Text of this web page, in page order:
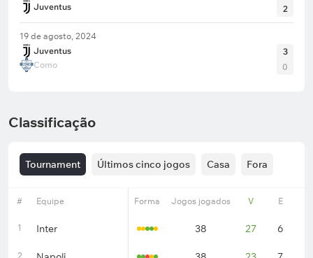
Meu palpite:
gols
* Para cada equipe, foi indicada a escalação inicial
Juventus
2
19 de agosto, 2024
Juventus
Como
3
0
Classificação
Tournament Últimos cinco jogos Casa Fora
# Equipe Forma Jogos jogados V E
1 Inter 38 27 6
2